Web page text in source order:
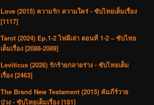
Love (2015) ความรัก ความใคร่ - ซับไทยเต็มเรื่อง
[1117]
Tarot (2024) Ep.1-2 ไพ่ผีเล่า ตอนที่ 1-2 – ซับไทย
เต็มเรื่อง [2088-2089]
Leviticus (2026) รักร้ายกลายร่าง - ซับไทยเต็ม
เรื่อง [2463]
The Brand New Testament (2015) คัมภีร์วาย
ป่วง - ซับไทยเต็มเรื่อง [181]